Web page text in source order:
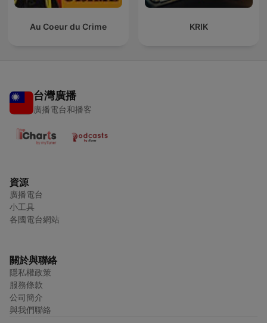
Au Coeur du Crime KRIK
台灣廣播
廣播電台和播客
資源
廣播電台
小工具
各國電台網站
關於與聯絡
隱私權政策
服務條款
公司簡介
與我們聯絡